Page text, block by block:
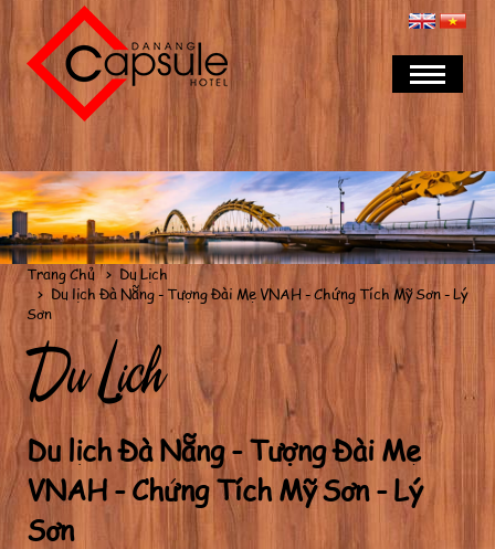
Trang Chủ
Du Lịch
Du lịch Đà Nẵng - Tượng Đài Mẹ VNAH - Chứng Tích Mỹ Sơn - Lý
Sơn
Du Lịch
Du lịch Đà Nẵng - Tượng Đài Mẹ
VNAH - Chứng Tích Mỹ Sơn - Lý
Sơn